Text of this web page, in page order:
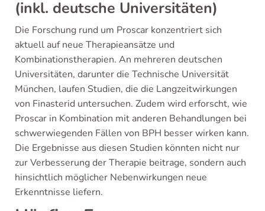
(inkl. deutsche Universitäten)
Die Forschung rund um Proscar konzentriert sich
aktuell auf neue Therapieansätze und
Kombinationstherapien. An mehreren deutschen
Universitäten, darunter die Technische Universität
München, laufen Studien, die die Langzeitwirkungen
von Finasterid untersuchen. Zudem wird erforscht, wie
Proscar in Kombination mit anderen Behandlungen bei
schwerwiegenden Fällen von BPH besser wirken kann.
Die Ergebnisse aus diesen Studien könnten nicht nur
zur Verbesserung der Therapie beitrage, sondern auch
hinsichtlich möglicher Nebenwirkungen neue
Erkenntnisse liefern.